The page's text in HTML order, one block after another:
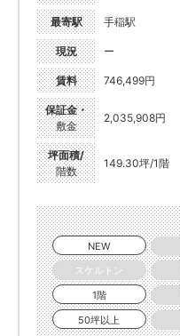
最寄駅 手稲駅
現況 ー
賃料 746,499円
保証金・
敷金
2,035,908円
坪面積/
階数
149.30坪/1階
NEW
スケルトン
1階
50坪以上